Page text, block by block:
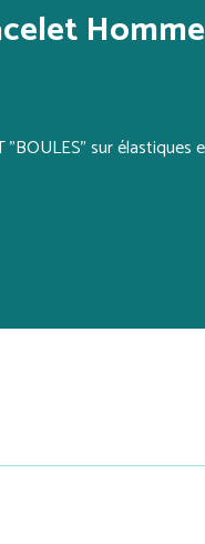
"BOULES" sur